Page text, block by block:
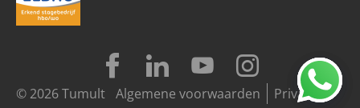
© 2026 Tumult Algemene voorwaarden Privacy